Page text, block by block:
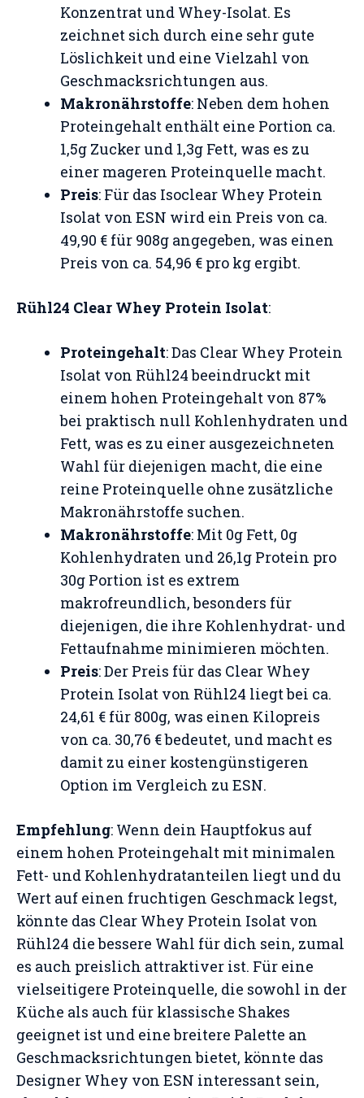
Konzentrat und Whey-Isolat. Es
zeichnet sich durch eine sehr gute
Löslichkeit und eine Vielzahl von
Geschmacksrichtungen aus​​.
Makronährstoffe: Neben dem hohen
Proteingehalt enthält eine Portion ca.
1,5g Zucker und 1,3g Fett, was es zu
einer mageren Proteinquelle macht​​.
Preis: Für das Isoclear Whey Protein
Isolat von ESN wird ein Preis von ca.
49,90 € für 908g angegeben, was einen
Preis von ca. 54,96 € pro kg ergibt​​.
Rühl24 Clear Whey Protein Isolat:
Proteingehalt: Das Clear Whey Protein
Isolat von Rühl24 beeindruckt mit
einem hohen Proteingehalt von 87%
bei praktisch null Kohlenhydraten und
Fett, was es zu einer ausgezeichneten
Wahl für diejenigen macht, die eine
reine Proteinquelle ohne zusätzliche
Makronährstoffe suchen​​.
Makronährstoffe: Mit 0g Fett, 0g
Kohlenhydraten und 26,1g Protein pro
30g Portion ist es extrem
makrofreundlich, besonders für
diejenigen, die ihre Kohlenhydrat- und
Fettaufnahme minimieren möchten​​.
Preis: Der Preis für das Clear Whey
Protein Isolat von Rühl24 liegt bei ca.
24,61 € für 800g, was einen Kilopreis
von ca. 30,76 € bedeutet, und macht es
damit zu einer kostengünstigeren
Option im Vergleich zu ESN​​.
Empfehlung: Wenn dein Hauptfokus auf
einem hohen Proteingehalt mit minimalen
Fett- und Kohlenhydratanteilen liegt und du
Wert auf einen fruchtigen Geschmack legst,
könnte das Clear Whey Protein Isolat von
Rühl24 die bessere Wahl für dich sein, zumal
es auch preislich attraktiver ist. Für eine
vielseitigere Proteinquelle, die sowohl in der
Küche als auch für klassische Shakes
geeignet ist und eine breitere Palette an
Geschmacksrichtungen bietet, könnte das
Designer Whey von ESN interessant sein,